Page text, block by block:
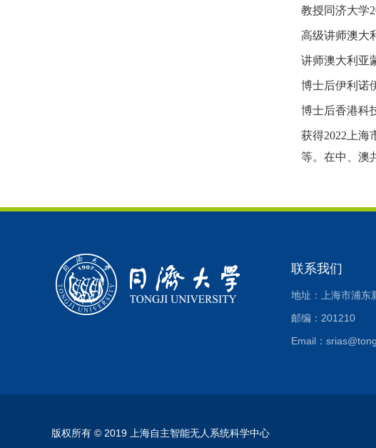
教授同济大学
高级讲师澳大
讲师澳大利亚
博士后伊利诺
博士后香港科
获得2022上海
等。在中、澳
联系我们
地址：上海市浦东
邮编：201210
Email：
版权所有 © 2019 上海自主智能无人系统科学中心